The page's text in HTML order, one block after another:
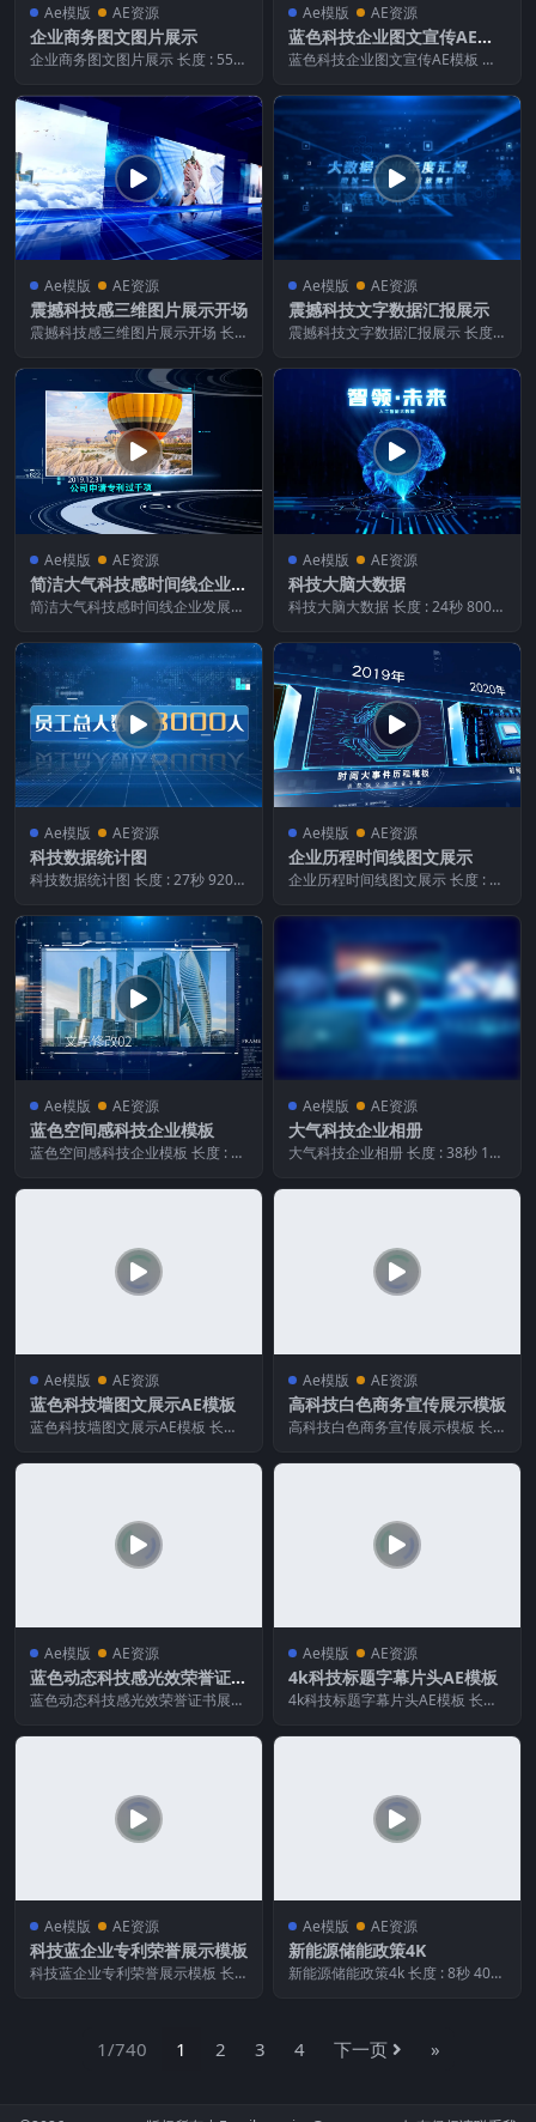
Ae模版 AE资源
企业商务图文图片展示
企业商务图文图片展示 长度 : 55秒
Ae模版 AE资源
蓝色科技企业图文宣传AE模
板
蓝色科技企业图文宣传AE模板 长
Ae模版 AE资源
震撼科技感三维图片展示开场
震撼科技感三维图片展示开场 长
Ae模版 AE资源
震撼科技文字数据汇报展示
震撼科技文字数据汇报展示 长度 :
Ae模版 AE资源
简洁大气科技感时间线企业发
展图片展示
简洁大气科技感时间线企业发展图
1...
Ae模版 AE资源
科技大脑大数据
科技大脑大数据 长度 : 24秒 800m
Ae模版 AE资源
科技数据统计图
科技数据统计图 长度 : 27秒 920m
Ae模版 AE资源
企业历程时间线图文展示
企业历程时间线图文展示 长度 : 56
Ae模版 AE资源
蓝色空间感科技企业模板
蓝色空间感科技企业模板 长度 : 1
高...
Ae模版 AE资源
大气科技企业相册
大气科技企业相册 长度 : 38秒 105
Ae模版 AE资源
蓝色科技墙图文展示AE模板
蓝色科技墙图文展示AE模板 长度 :
Ae模版 AE资源
高科技白色商务宣传展示模板
高科技白色商务宣传展示模板 长
Ae模版 AE资源
蓝色动态科技感光效荣誉证书
展示AE模板
蓝色动态科技感光效荣誉证书展示
1 ...
Ae模版 AE资源
4k科技标题字幕片头AE模板
4k科技标题字幕片头AE模板 长度 :
Ae模版 AE资源
科技蓝企业专利荣誉展示模板
科技蓝企业专利荣誉展示模板 长
Ae模版 AE资源
新能源储能政策4K
新能源储能政策4k 长度 : 8秒 40m
1/740 1 2 3 4 下一页 »